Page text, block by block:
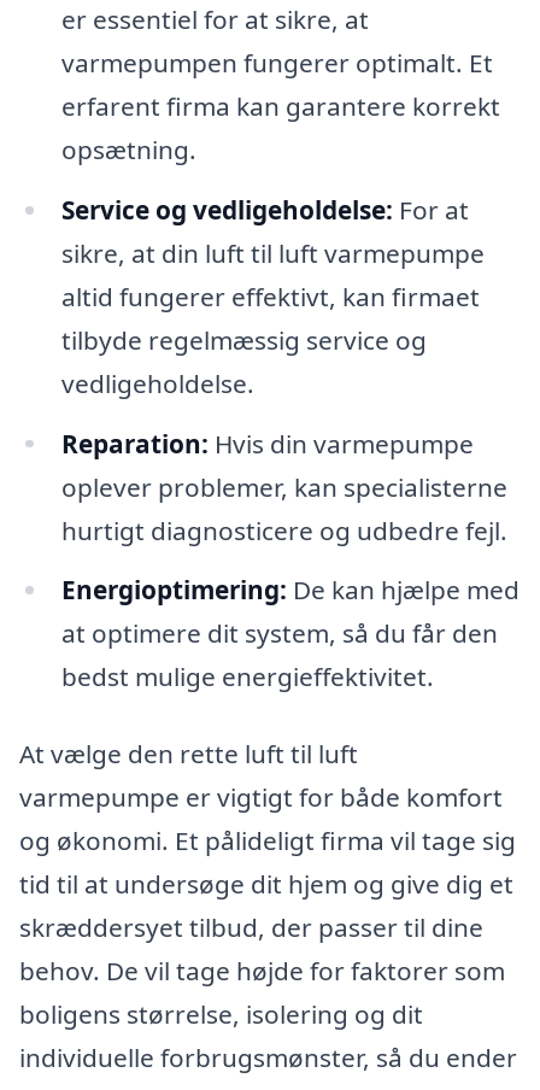
er essentiel for at sikre, at
varmepumpen fungerer optimalt. Et
erfarent firma kan garantere korrekt
opsætning.
Service og vedligeholdelse: For at
sikre, at din luft til luft varmepumpe
altid fungerer effektivt, kan firmaet
tilbyde regelmæssig service og
vedligeholdelse.
Reparation: Hvis din varmepumpe
oplever problemer, kan specialisterne
hurtigt diagnosticere og udbedre fejl.
Energioptimering: De kan hjælpe med
at optimere dit system, så du får den
bedst mulige energieffektivitet.
At vælge den rette luft til luft
varmepumpe er vigtigt for både komfort
og økonomi. Et pålideligt firma vil tage sig
tid til at undersøge dit hjem og give dig et
skræddersyet tilbud, der passer til dine
behov. De vil tage højde for faktorer som
boligens størrelse, isolering og dit
individuelle forbrugsmønster, så du ender